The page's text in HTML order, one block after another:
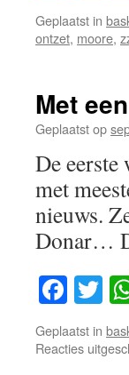
Geplaatst in
ontzet, moore,
Met
Geplaatst op
De
met
nieuws.
Donar…
Geplaatst in
Reacties